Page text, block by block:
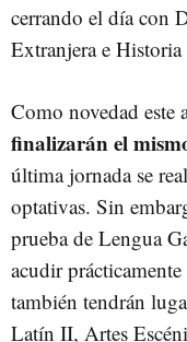
cerrando el día con
Extranjera e
Como novedad este
finalizarán el
última jornada se
optativas. Sin
prueba de Lengua
acudir
también tendrán
Latín II, Artes